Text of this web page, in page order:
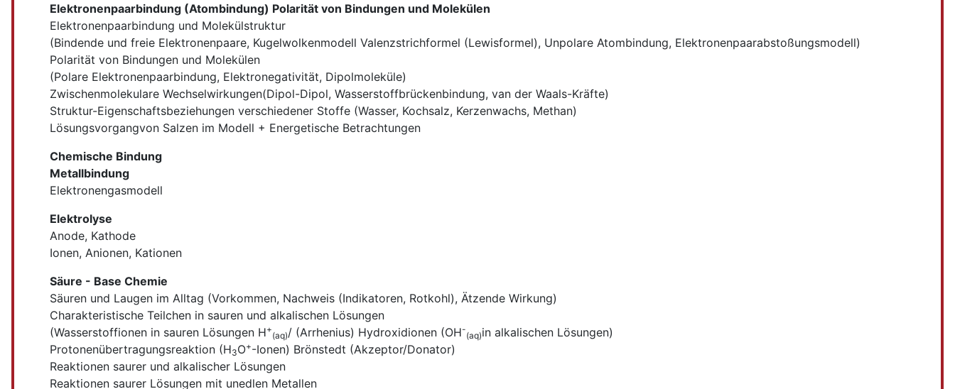
Elektronenpaarbindung (Atombindung) Polarität von Bindungen und Molekülen
Elektronenpaarbindung und Molekülstruktur
(Bindende und freie Elektronenpaare, Kugelwolkenmodell Valenzstrichformel (Lewisformel), Unpolare Atombindung, Elektronenpaarabstoßungsmodell)
Polarität von Bindungen und Molekülen
(Polare Elektronenpaarbindung, Elektronegativität, Dipolmoleküle)
Zwischenmolekulare Wechselwirkungen(Dipol-Dipol, Wasserstoffbrückenbindung, van der Waals-Kräfte)
Struktur-Eigenschaftsbeziehungen verschiedener Stoffe (Wasser, Kochsalz, Kerzenwachs, Methan)
Lösungsvorgangvon Salzen im Modell + Energetische Betrachtungen
Chemische Bindung
Metallbindung
Elektronengasmodell
Elektrolyse
Anode, Kathode
Ionen, Anionen, Kationen
Säure - Base Chemie
Säuren und Laugen im Alltag (Vorkommen, Nachweis (Indikatoren, Rotkohl), Ätzende Wirkung)
Charakteristische Teilchen in sauren und alkalischen Lösungen
(Wasserstoffionen in sauren Lösungen H+
(aq)/ (Arrhenius) Hydroxidionen (OH-
(aq)in alkalischen Lösungen)
Protonenübertragungsreaktion (H3O+-Ionen) Brönstedt (Akzeptor/Donator)
Reaktionen saurer und alkalischer Lösungen
Reaktionen saurer Lösungen mit unedlen Metallen